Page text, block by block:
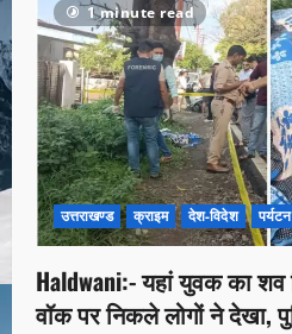
1 minute read
उत्तराखण्ड क्राइम देश-विदेश पर्यटन
Haldwani:- यहां युवक का शव
वॉक पर निकले लोगों ने देखा,